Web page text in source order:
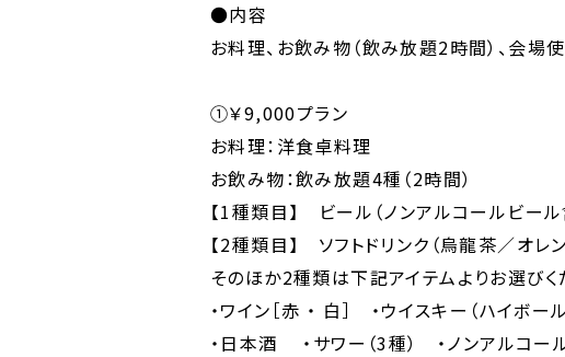
●内容
お料理、お飲み物（飲み放題2時間）、会場
①￥9,000プラン
お料理：洋食卓料理
お飲み物：飲み放題4種（2時間）
【1種類目】 ビール（ノンアルコールビール
【2種類目】 ソフトドリンク（烏龍茶／オ
そのほか2種類は下記アイテムよりお選びく
・ワイン［赤 ・ 白］ ・ウイスキー（ハイボー
・日本酒 ・サワー（3種） ・ノンアルコール